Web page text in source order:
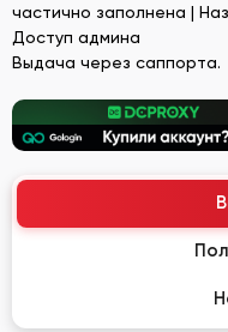
частично заполнена |
Доступ админа
Выдача через саппорта.